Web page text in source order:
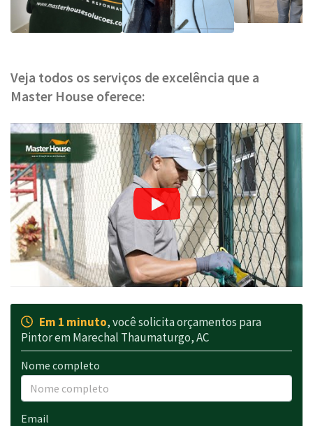
Veja todos os serviços de excelência que a
Master House oferece:
Em 1 minuto, você solicita orçamentos para
Pintor em Marechal Thaumaturgo, AC
Nome completo
Email